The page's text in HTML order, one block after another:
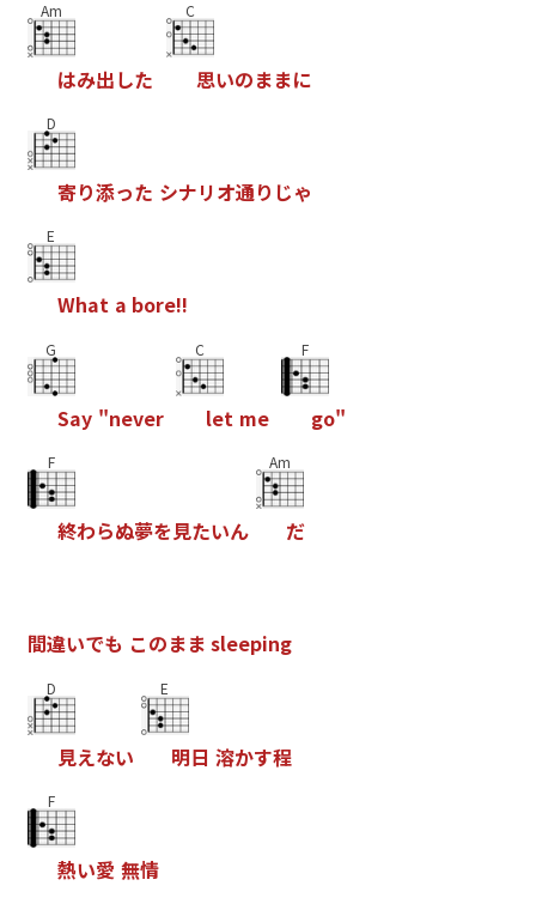
Am
はみ出した
C
思いのままに
D
寄り添った シナリオ通り じゃ
E
What a bore!!
G
Say "never
C
let me
F
go"
F
終わらぬ夢を見たいん
Am
だ
間違いでも このまま sleeping
D
見えない
E
明日 溶かす程
F
熱い愛 無情